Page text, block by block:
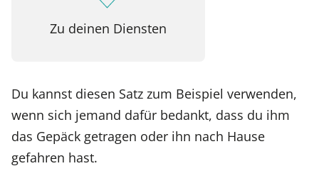
Zu deinen Diensten
Du kannst diesen Satz zum Beispiel verwenden,
wenn sich jemand dafür bedankt, dass du ihm
das Gepäck getragen oder ihn nach Hause
gefahren hast.